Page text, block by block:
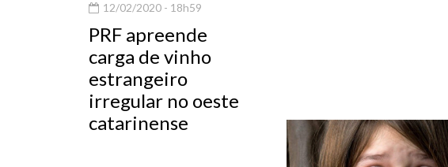
12/02/2020 - 18h59
PRF apreende
carga de vinho
estrangeiro
irregular no oeste
catarinense